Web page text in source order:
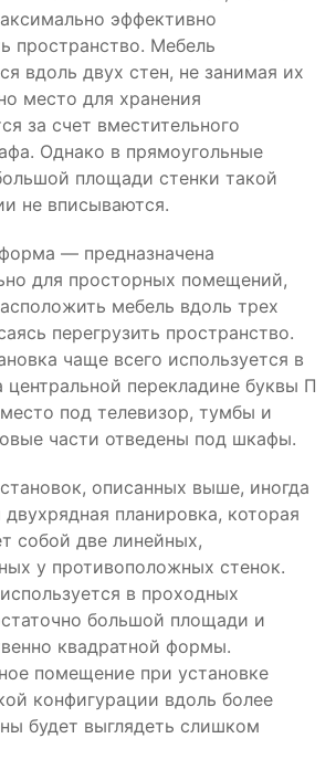
эффективно
пространство. Мебель
вдоль двух стен, не занимая их
место для хранения
за счет вместительного
Однако в прямоугольные
площади стенки такой
не вписываются.
— предназначена
для просторных помещений,
мебель вдоль трех
перегрузить пространство.
чаще всего используется в
центральной перекладине буквы П
под телевизор, тумбы и
части отведены под шкафы.
описанных выше, иногда
двухрядная планировка, которая
собой две линейных,
у противоположных стенок.
в проходных
большой площади и
квадратной формы.
помещение при установке
конфигурации вдоль более
будет выглядеть слишком